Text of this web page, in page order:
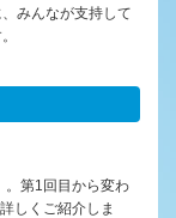
みんなが支持して
。第1回目から変わ
しくご紹介しま